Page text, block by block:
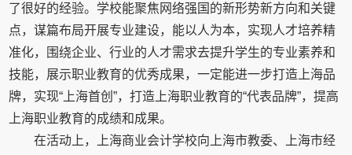
了很好的经验。学校能聚焦网络强国的新形势新方向和关键
点，谋篇布局开展专业建设，能以人为本，实现人才培养精
准化，围绕企业、行业的人才需求去提升学生的专业素养和
技能，展示职业教育的优秀成果，一定能进一步打造上海品
牌，实现“上海首创”，打造上海职业教育的“代表品牌”，提高
上海职业教育的成绩和成果。
在活动上，上海商业会计学校向上海市教委、上海市经